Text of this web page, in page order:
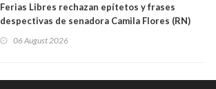
Ferias Libres rechazan epítetos y frases
despectivas de senadora Camila Flores (RN)
06 August 2026